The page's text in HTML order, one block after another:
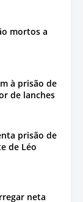
mortos a
à prisão de
de lanches
prisão de
de Léo
neta